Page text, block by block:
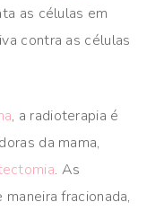
as células em
contra as células
, a radioterapia é
da mama,
. As
fracionada,